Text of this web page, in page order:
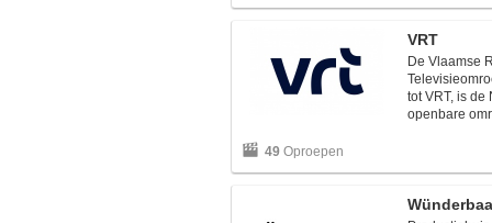
VRT
De Vlaamse
tot VRT, is
openbare
49 Oproepen